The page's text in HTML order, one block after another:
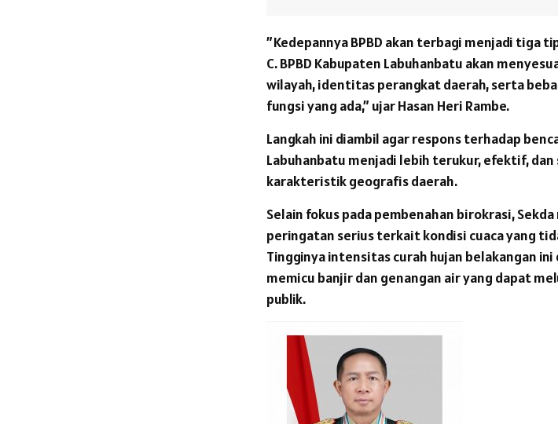
​”Kedepannya BPBD akan terbagi menjadi tiga
C. BPBD Kabupaten Labuhanbatu akan
wilayah, identitas perangkat daerah, serta
fungsi yang ada,” ujar Hasan Heri Rambe.
Langkah ini diambil agar respons terhadap
Labuhanbatu menjadi lebih terukur, efektif, dan
karakteristik geografis daerah.
​Selain fokus pada pembenahan birokrasi,
peringatan serius terkait kondisi cuaca yang
Tingginya intensitas curah hujan belakangan
memicu banjir dan genangan air yang dapat
publik.